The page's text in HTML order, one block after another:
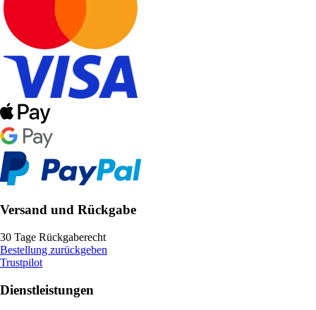
Versand und Rückgabe
30 Tage Rückgaberecht
Bestellung zurückgeben
Trustpilot
Dienstleistungen